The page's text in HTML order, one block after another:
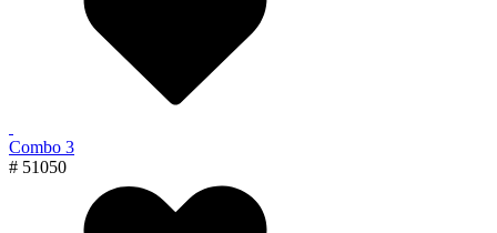
Combo 3
# 51050